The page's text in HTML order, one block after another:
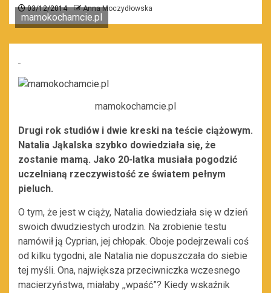
03/12/2014 Anna Moczydłowska
mamokochamcie.pl
mamokochamcie.pl
Drugi rok studiów i dwie kreski na teście ciążowym.
Natalia Jąkalska szybko dowiedziała się, że
zostanie mamą. Jako 20-latka musiała pogodzić
uczelnianą rzeczywistość ze światem pełnym
pieluch.
O tym, że jest w ciąży, Natalia dowiedziała się w dzień
swoich dwudziestych urodzin. Na zrobienie testu
namówił ją Cyprian, jej chłopak. Oboje podejrzewali coś
od kilku tygodni, ale Natalia nie dopuszczała do siebie
tej myśli. Ona, największa przeciwniczka wczesnego
macierzyństwa, miałaby ,,wpaść”? Kiedy wskaźnik